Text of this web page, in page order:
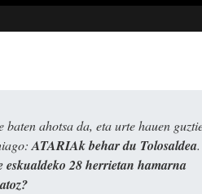
ahotsa da, eta urte hauen
ATARIAk behar du Tolosaldea.
eskualdeko 28 herrietan hamarna